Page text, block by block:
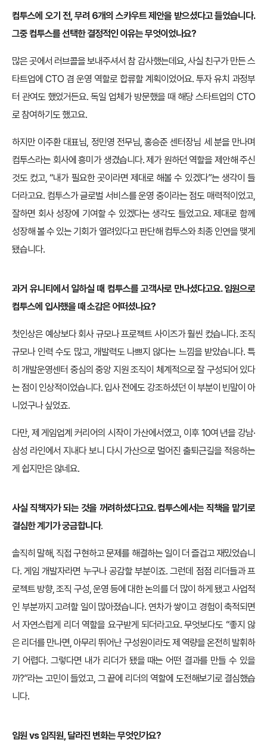
컴투스에 오기 전, 무려 6개의 스카우트 제안을 받으셨다고 들었습니다.
그중 컴투스를 선택한 결정적인 이유는 무엇이었나요?
많은 곳에서 러브콜을 보내주셔서 참 감사했는데요, 사실 친구가 만든 스
타트업에 CTO 겸 운영 역할로 합류할 계획이었어요. 투자 유치 과정부
터 관여도 했었거든요. 독일 업체가 방문했을 때 해당 스타트업의 CTO
로 참여하기도 했고요.
하지만 이주환 대표님, 정민영 전무님, 홍승준 센터장님 세 분을 만나며
컴투스라는 회사에 흥미가 생겼습니다. 제가 원하던 역할을 제안해 주신
것도 컸고, “내가 필요한 곳이라면 제대로 해볼 수 있겠다”는 생각이 들
더라고요. 컴투스가 글로벌 서비스를 운영 중이라는 점도 매력적이었고,
잘하면 회사 성장에 기여할 수 있겠다는 생각도 들었고요. 제대로 함께
성장해 볼 수 있는 기회가 열려있다고 판단해 컴투스와 최종 인연을 맺게
됐습니다.
과거 유니티에서 일하실 때 컴투스를 고객사로 만나셨다고요. 임원으로
컴투스에 입사했을 때 소감은 어떠셨나요?
첫인상은 예상보다 회사 규모나 프로젝트 사이즈가 훨씬 컸습니다. 조직
규모나 인력 수도 많고, 개발력도 나쁘지 않다는 느낌을 받았습니다. 특
히 개발운영센터 중심의 중앙 지원 조직이 체계적으로 잘 구성되어 있다
는 점이 인상적이었습니다. 입사 전에도 강조하셨던 이 부분이 빈말이 아
니었구나 싶었죠.
다만, 제 게임업계 커리어의 시작이 가산에서였고, 이후 10여 년을 강남·
삼성 라인에서 지내다 보니 다시 가산으로 멀어진 출퇴근길을 적응하는
게 쉽지만은 않네요.
사실 직책자가 되는 것을 꺼려하셨다고요. 컴투스에서는 직책을 맡기로
결심한 계기가 궁금합니다.
솔직히 말해, 직접 구현하고 문제를 해결하는 일이 더 즐겁고 재밌었습니
다. 게임 개발자라면 누구나 공감할 부분이죠. 그런데 점점 리더들과 프
로젝트 방향, 조직 구성, 운영 등에 대한 논의를 더 많이 하게 됐고 사업적
인 부분까지 고려할 일이 많아졌습니다. 연차가 쌓이고 경험이 축적되면
서 자연스럽게 리더 역할을 요구받게 되더라고요. 무엇보다도 “좋지 않
은 리더를 만나면, 아무리 뛰어난 구성원이라도 제 역량을 온전히 발휘하
기 어렵다. 그렇다면 내가 리더가 됐을 때는 어떤 결과를 만들 수 있을
까?”라는 고민이 들었고, 그 끝에 리더의 역할에 도전해보기로 결심했습
니다.
임원 vs 임직원, 달라진 변화는 무엇인가요?